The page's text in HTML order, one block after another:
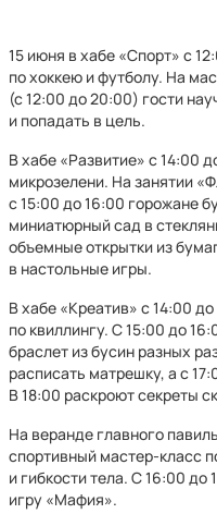
15 июня в хабе «Спорт» с
по хоккею и футболу. На
(с 12:00 до 20:00) гости
и попадать в цель.
В хабе «Развитие» с 14:00
микрозелени. На занятии
с 15:00 до 16:00 горожане
миниатюрный сад в
объемные открытки из
в настольные игры.
В хабе «Креатив» с 14:00
по квиллингу. С 15:00 до
браслет из бусин разных
расписать матрешку, а с
В 18:00 раскроют секреты
На веранде главного
спортивный мастер-класс
и гибкости тела. С 16:00
игру «Мафия».